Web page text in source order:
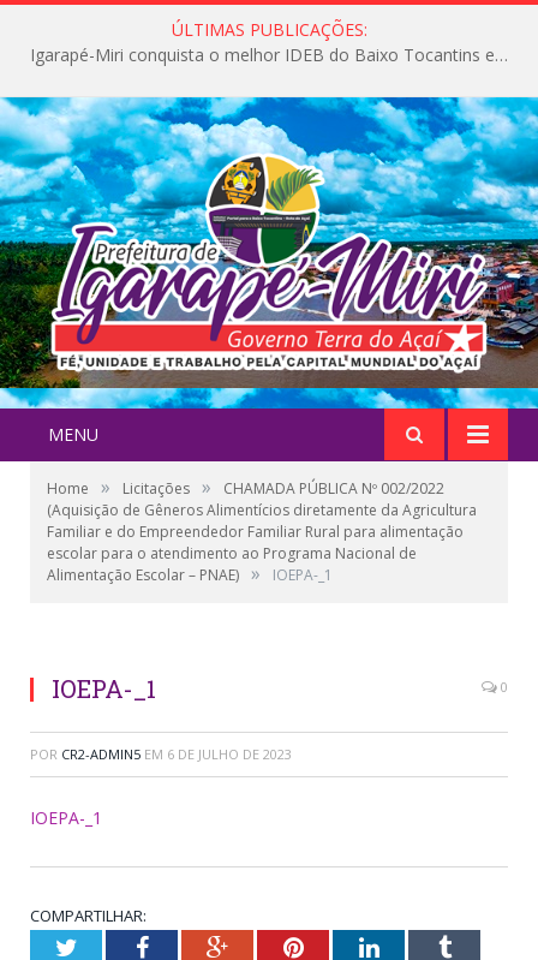
ÚLTIMAS PUBLICAÇÕES:
Igarapé-Miri conquista o melhor IDEB do Baixo Tocantins e avança na qualidade da educação pública
MENU
Home » Licitações »
CHAMADA PÚBLICA Nº 002/2022
(Aquisição de Gêneros Alimentícios diretamente da Agricultura
Familiar e do Empreendedor Familiar Rural para alimentação
escolar para o atendimento ao Programa Nacional de
Alimentação Escolar – PNAE) » IOEPA-_1
IOEPA-_1 0
POR CR2-ADMIN5 EM 6 DE JULHO DE 2023
IOEPA-_1
COMPARTILHAR:
TwitterFacebookGoogle+PinterestLinkedInTumblr